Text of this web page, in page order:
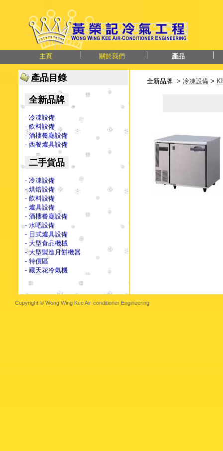
主頁 關於我們 產品
產品目錄
全新品牌
- 冷凍設備
- 飲料設備
- 酒樓餐廳設備
- 西餐爐具設備
二手貨品
- 冷凍設備
- 烘焙設備
- 飲料設備
- 爐具設備
- 酒樓餐廳設備
- 水吧設備
- 日式爐具設備
- 大型食品機械
- 大型製造月餅機器
- 特價區
- 藏天花冷氣機
全新品牌 > 冷凍設備 >
Copyright © Wong Wing Kee Air-conditioner Engineering